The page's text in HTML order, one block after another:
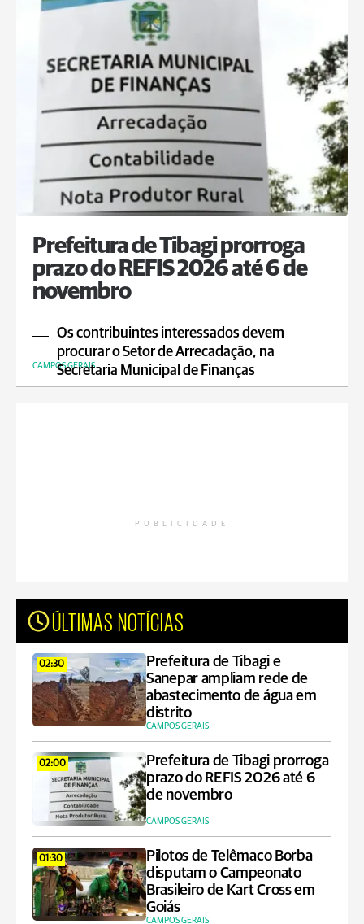
Prefeitura de Tibagi prorroga
prazo do REFIS 2026 até 6 de
novembro
Os contribuintes interessados devem
procurar o Setor de Arrecadação, na
Secretaria Municipal de Finanças
CAMPOS GERAIS
PUBLICIDADE
ÚLTIMAS NOTÍCIAS
02:30
Prefeitura de Tibagi e
Sanepar ampliam rede de
abastecimento de água em
distrito
CAMPOS GERAIS
02:00
Prefeitura de Tibagi prorroga
prazo do REFIS 2026 até 6
de novembro
CAMPOS GERAIS
01:30
Pilotos de Telêmaco Borba
disputam o Campeonato
Brasileiro de Kart Cross em
Goiás
CAMPOS GERAIS